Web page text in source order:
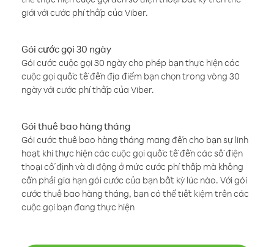
giới với cước phí thấp của Viber.
Gói cước gọi 30 ngày
Gói cước cuộc gọi 30 ngày cho phép bạn thực hiện các
cuộc gọi quốc tế đến địa điểm bạn chọn trong vòng 30
ngày với cước phí thấp của Viber.
Gói thuê bao hàng tháng
Gói cước thuê bao hàng tháng mang đến cho bạn sự linh
hoạt khi thực hiện các cuộc gọi quốc tế đến các số điện
thoại cố định và di động ở mức cước phí thấp mà không
cần phải gia hạn gói cước của bạn bất kỳ lúc nào. Với gói
cước thuê bao hàng tháng, bạn có thể tiết kiệm trên các
cuộc gọi bạn đang thực hiện